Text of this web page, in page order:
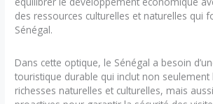
des ressources culturelles et naturelles qui
Sénégal.
Dans cette optique, le Sénégal a besoin
touristique durable qui inclut non
richesses naturelles et culturelles, mais